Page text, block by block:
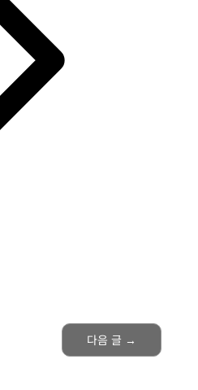
다음 글 →